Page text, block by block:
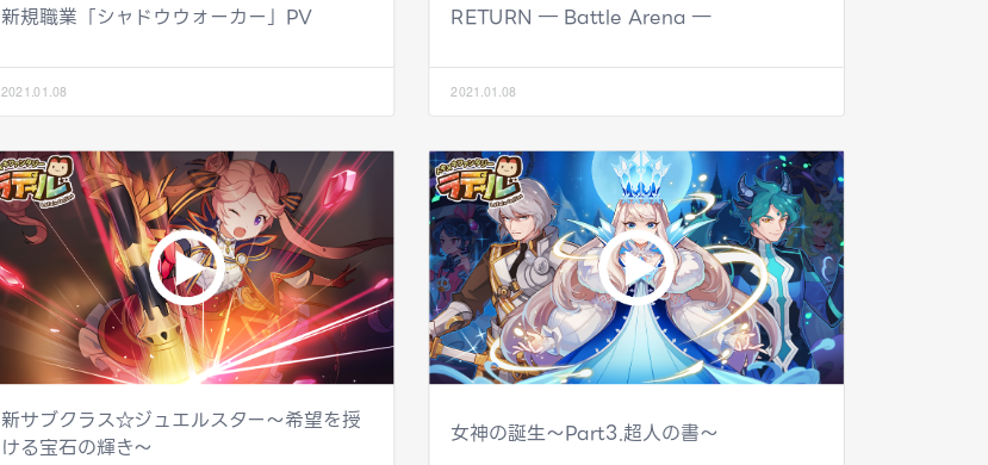
新規職業「シャドウウォーカー」PV
2021.01.08
RETURN ― Battle Arena ―
2021.01.08
新サブクラス☆ジュエルスター〜希望を授
ける宝石の輝き〜
女神の誕生～Part3.超人の書～